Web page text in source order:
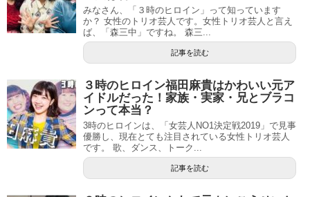
みなさん、「３時のヒロイン」って知っています
か？ 女性のトリオ芸人です。女性トリオ芸人と言え
ば、「森三中」ですね。 森三...
記事を読む
３時のヒロイン福田麻貴はかわいい元ア
イドルだった！家族・実家・兄とブラコ
ンって本当？
3時のヒロインは、「女芸人NO1決定戦2019」で見事
優勝し、現在とても注目されている女性トリオ芸人
です。 歌、ダンス、トーク...
記事を読む